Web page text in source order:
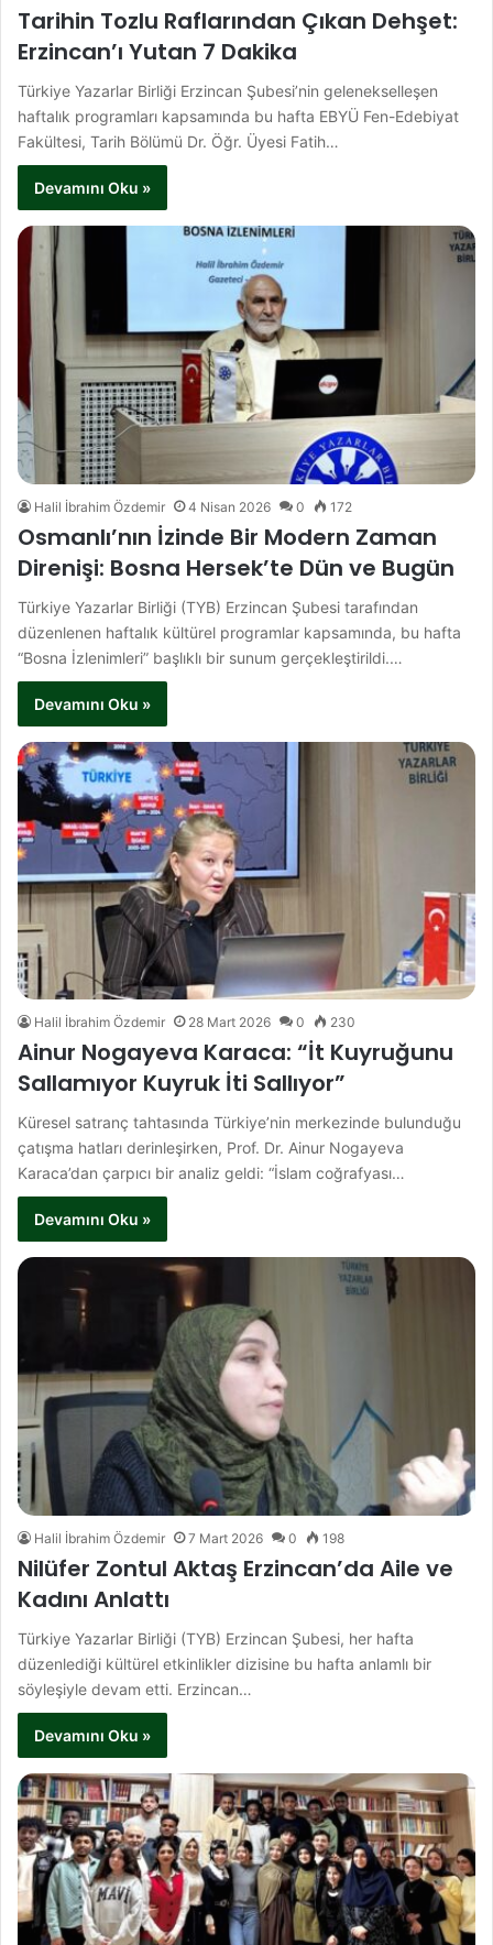
Tarihin Tozlu Raflarından Çıkan Dehşet:
Erzincan’ı Yutan 7 Dakika
Türkiye Yazarlar Birliği Erzincan Şubesi’nin gelenekselleşen
haftalık programları kapsamında bu hafta EBYÜ Fen-Edebiyat
Fakültesi, Tarih Bölümü Dr. Öğr. Üyesi Fatih…
Devamını Oku »
Halil İbrahim Özdemir 4 Nisan 2026 0 172
Osmanlı’nın İzinde Bir Modern Zaman
Direnişi: Bosna Hersek’te Dün ve Bugün
Türkiye Yazarlar Birliği (TYB) Erzincan Şubesi tarafından
düzenlenen haftalık kültürel programlar kapsamında, bu hafta
“Bosna İzlenimleri” başlıklı bir sunum gerçekleştirildi.…
Devamını Oku »
Halil İbrahim Özdemir 28 Mart 2026 0 230
Ainur Nogayeva Karaca: “İt Kuyruğunu
Sallamıyor Kuyruk İti Sallıyor”
Küresel satranç tahtasında Türkiye’nin merkezinde bulunduğu
çatışma hatları derinleşirken, Prof. Dr. Ainur Nogayeva
Karaca’dan çarpıcı bir analiz geldi: “İslam coğrafyası…
Devamını Oku »
Halil İbrahim Özdemir 7 Mart 2026 0 198
Nilüfer Zontul Aktaş Erzincan’da Aile ve
Kadını Anlattı
Türkiye Yazarlar Birliği (TYB) Erzincan Şubesi, her hafta
düzenlediği kültürel etkinlikler dizisine bu hafta anlamlı bir
söyleşiyle devam etti. Erzincan…
Devamını Oku »